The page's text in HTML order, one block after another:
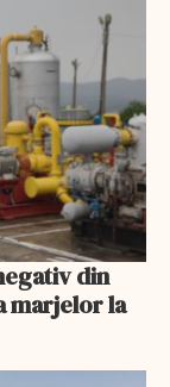
din
marjelor la